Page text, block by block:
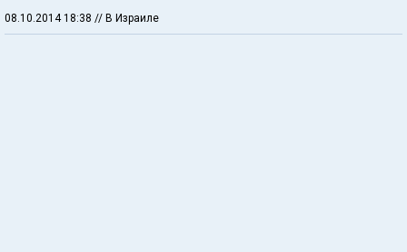
08.10.2014 18:38 // В Израиле